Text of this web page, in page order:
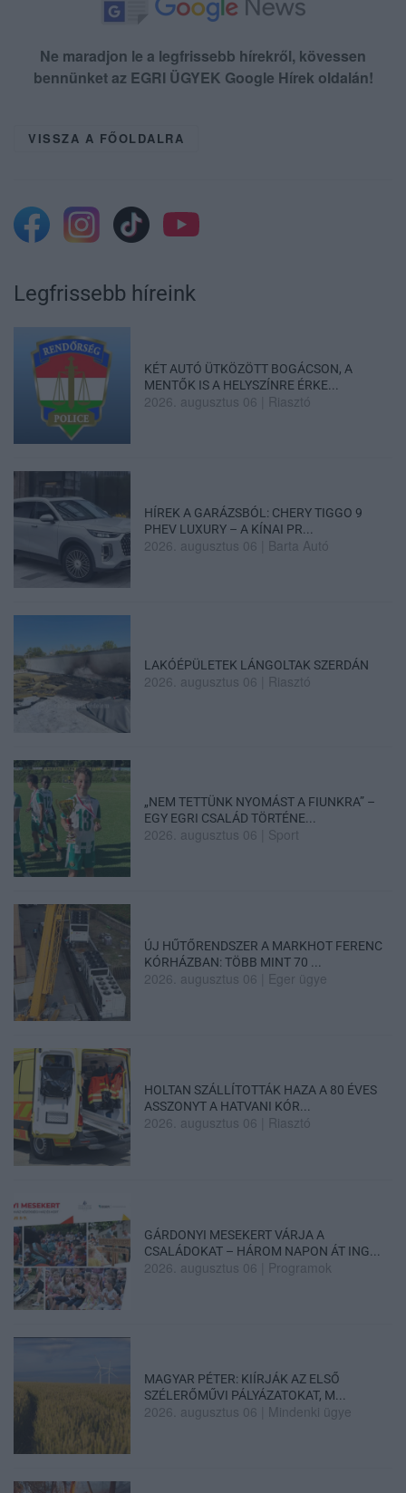
Ne maradjon le a legfrissebb hírekről, kövessen
bennünket az EGRI ÜGYEK Google Hírek oldalán!
VISSZA A FŐOLDALRA
Legfrissebb híreink
KÉT AUTÓ ÜTKÖZÖTT BOGÁCSON, A
MENTŐK IS A HELYSZÍNRE ÉRKE...
2026. augusztus 06 Riasztó
HÍREK A GARÁZSBÓL: CHERY TIGGO 9
PHEV LUXURY – A KÍNAI PR...
2026. augusztus 06 Barta Autó
LAKÓÉPÜLETEK LÁNGOLTAK SZERDÁN
2026. augusztus 06 Riasztó
„NEM TETTÜNK NYOMÁST A FIUNKRA” –
EGY EGRI CSALÁD TÖRTÉNE...
2026. augusztus 06 Sport
ÚJ HŰTŐRENDSZER A MARKHOT FERENC
KÓRHÁZBAN: TÖBB MINT 70 ...
2026. augusztus 06 Eger ügye
HOLTAN SZÁLLÍTOTTÁK HAZA A 80 ÉVES
ASSZONYT A HATVANI KÓR...
2026. augusztus 06 Riasztó
GÁRDONYI MESEKERT VÁRJA A
CSALÁDOKAT – HÁROM NAPON ÁT ING...
2026. augusztus 06 Programok
MAGYAR PÉTER: KIÍRJÁK AZ ELSŐ
SZÉLERŐMŰVI PÁLYÁZATOKAT, M...
2026. augusztus 06 Mindenki ügye